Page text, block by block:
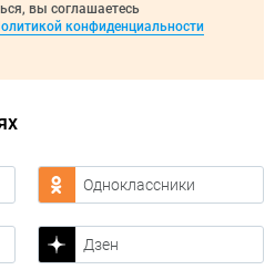
вы соглашаетесь
конфиденциальности
Одноклассники
Дзен